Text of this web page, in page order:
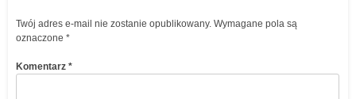
Twój adres e-mail nie zostanie opublikowany. Wymagane pola są
oznaczone *
Komentarz *